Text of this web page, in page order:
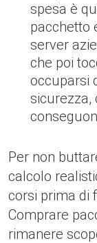
spesa è
pacchetto
server
che poi
occuparsi
sicurezza,
Per non
calcolo
corsi prima di
Comprare
rimanere